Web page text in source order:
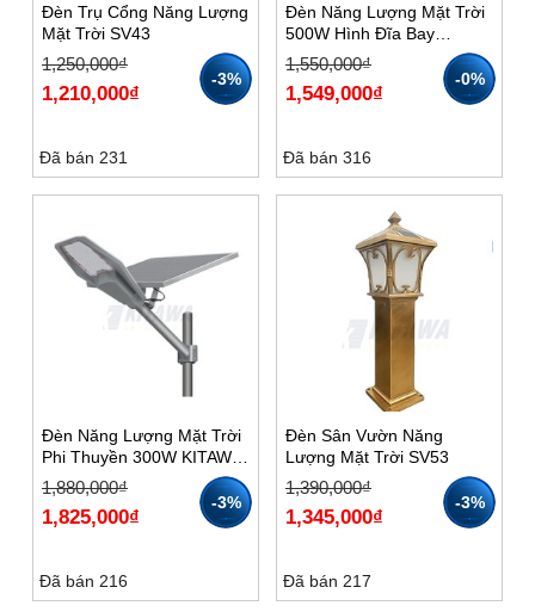
-3%
Đèn Trụ Cổng Năng Lượng
Mặt Trời SV43
1,250,000₫
Giá
gốc
là:
1,250,000₫.
1,210,000₫
Giá
hiện
tại
là:
Đã bán 231
-0%
Đèn Năng Lượng Mặt Trời
500W Hình Đĩa Bay
UF1500 Kitawa – 10
Khoang
1,550,000₫
Giá
gốc
là:
1,550,000₫.
1,549,000₫
Giá
hiện
tại
là:
Đã bán 316
-3%
Đèn Năng Lượng Mặt Trời
Phi Thuyền 300W KITAWA
PT1300
1,880,000₫
Giá
gốc
là:
1,880,000₫.
1,825,000₫
Giá
hiện
tại
là:
Đã bán 216
-3%
Đèn Sân Vườn Năng
Lượng Mặt Trời SV53
1,390,000₫
Giá
gốc
là:
1,390,000₫.
1,345,000₫
Giá
hiện
tại
là:
Đã bán 217